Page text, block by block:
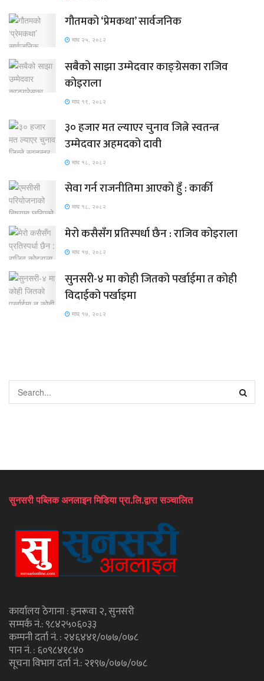
गौतमको ‘प्रेमकथा’ सार्वजनिक
माघ २५, २०८२
सबैको साझा उम्मेदवार काङ्ग्रेसका राजिव
कोइराला
माघ १९, २०८२
३० हजार मत ल्याएर चुनाव जित्ने स्वतन्त्र
उम्मेदवार अहमदको दावी
माघ १८, २०८२
सेवा गर्न राजनीतिमा आएको हुँ : कार्की
माघ १८, २०८२
मेरो कसैसँग प्रतिस्पर्धा छैन : राजिव कोइराला
माघ १७, २०८२
सुनसरी-४ मा कोही जितको पर्खाईमा त कोही
विदाईको पर्खाइमा
माघ १७, २०८२
सुनसरी पब्लिक अनलाइन मिडिया प्रा.लि.द्वारा सञ्चालित
कार्यालय ठेगाना : इनरूवा २, सुनसरी
सम्पर्क नं.: ९८४२५०६०३३
कम्पनी दर्ता नं. : २४६४४१/०७७/०७८
पान नं. : ६०९८४१८४०
सूचना विभाग दर्ता नं.: २१९७/०७७/०७८